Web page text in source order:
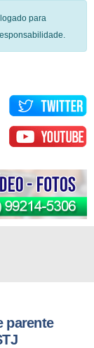
para
parente